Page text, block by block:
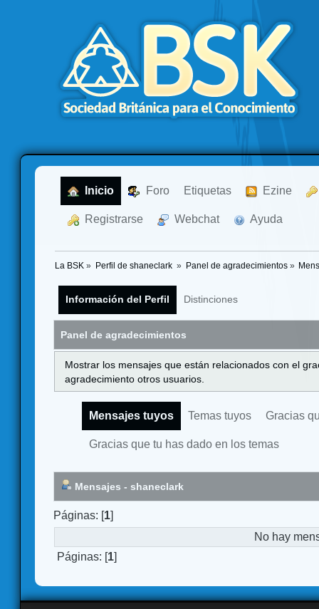
Inicio Foro Etiquetas Ezine
Registrarse Webchat Ayuda
La BSK » Perfil de shaneclark » Panel de agradecimientos»
Información del Perfil Distinciones
Panel de agradecimientos
Mostrar los mensajes que están relacionados con el
agradecimiento otros usuarios.
Mensajes tuyos Temas tuyos Gracias
Gracias que tu has dado en los temas
Mensajes - shaneclark
Páginas: [1]
No hay
Páginas: [1]